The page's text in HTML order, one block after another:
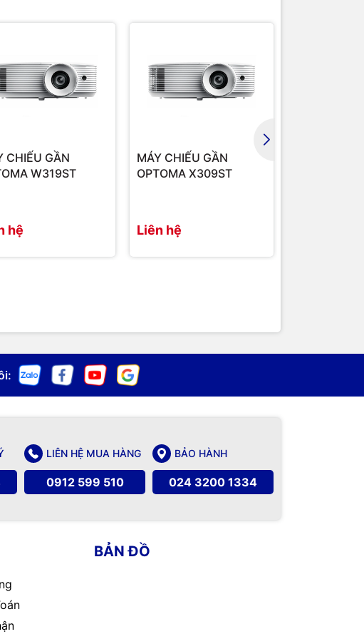
CHIẾU GẦN
W319ST
hệ
MÁY CHIẾU GẦN
OPTOMA X309ST
Liên hệ
LIÊN HỆ MUA HÀNG
0912 599 510
BẢO HÀNH
024 3200 1334
BẢN ĐỒ